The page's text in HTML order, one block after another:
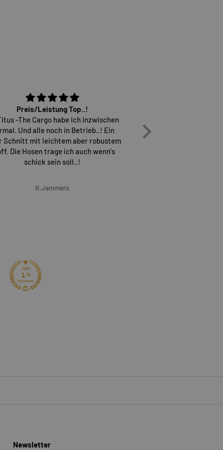
Preis/Leistung Top..!
-The Cargo habe ich inzwischen
Und alle noch in Betrieb..! Ein
Schnitt mit leichtem aber robustem
Die Hosen trage ich auch wenn's
schick sein soll..!
R.Jammers
Newsletter